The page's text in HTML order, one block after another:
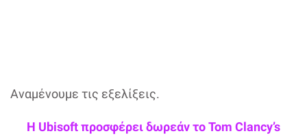
Αναμένουμε τις εξελίξεις.
Η Ubisoft προσφέρει δωρεάν το Tom Clancy’s